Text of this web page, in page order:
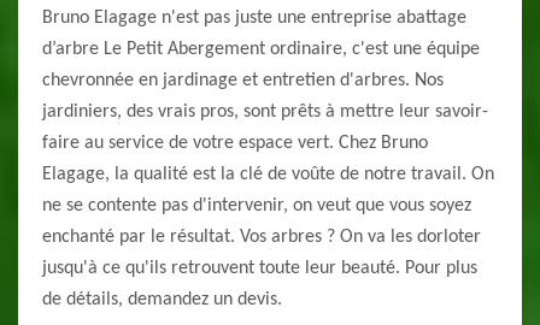
Bruno Elagage n'est pas juste une entreprise abattage
d’arbre Le Petit Abergement ordinaire, c'est une équipe
chevronnée en jardinage et entretien d'arbres. Nos
jardiniers, des vrais pros, sont prêts à mettre leur savoir-
faire au service de votre espace vert. Chez Bruno
Elagage, la qualité est la clé de voûte de notre travail. On
ne se contente pas d'intervenir, on veut que vous soyez
enchanté par le résultat. Vos arbres ? On va les dorloter
jusqu'à ce qu'ils retrouvent toute leur beauté. Pour plus
de détails, demandez un devis.